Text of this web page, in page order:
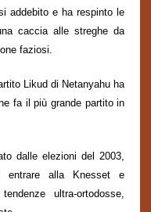
addebito e ha respinto le
caccia alle streghe da
faziosi.
Likud di Netanyahu ha
fail più grande partito in
dalle elezioni del 2003,
entrare alla Knesset e
tendenzeultra-ortodosse,